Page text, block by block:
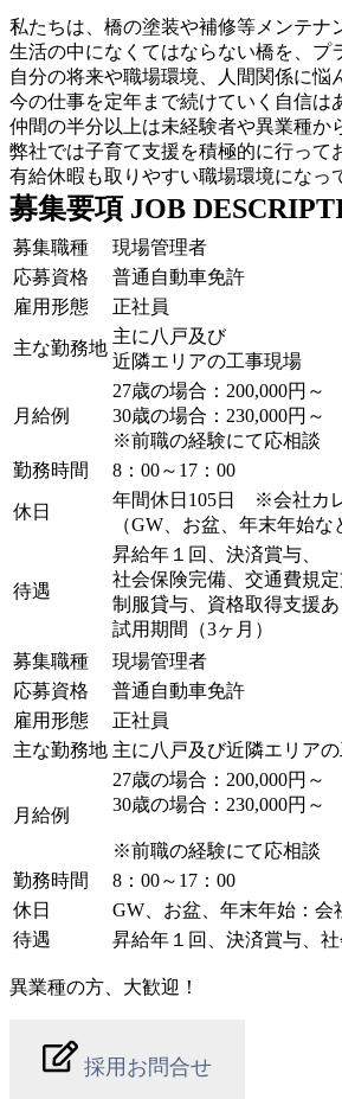
私たちは、橋の塗装や補修等メンテナ
生活の中になくてはならない橋を、プ
自分の将来や職場環境、人間関係に悩
今の仕事を定年まで続けていく自信は
仲間の半分以上は未経験者や異業種か
弊社では子育て支援を積極的に行って
有給休暇も取りやすい職場環境になっ
募集要項 JOB
募集職種
現場管理者
応募資格
普通自動車免許
雇用形態
正社員
主な勤務地
主に八戸及び
近隣エリアの工事現場
月給例
27歳の場合：200,000円～
30歳の場合：230,000円～
※前職の経験にて応相談
勤務時間
8：00～17：00
休日
年間休日105日 ※会社カ
（GW、お盆、年末年始な
待遇
昇給年１回、決済賞与、
社会保険完備、交通費規
制服貸与、資格取得支援あ
試用期間（3ヶ月）
募集職種
現場管理者
応募資格
普通自動車免許
雇用形態
正社員
主な勤務地 主に八戸及び近隣エリア
月給例
27歳の場合：200,000円～
30歳の場合：230,000円～
※前職の経験にて応相談
勤務時間
8：00～17：00
休日
GW、お盆、年末年始：会
待遇
昇給年１回、決済賞与、
異業種の方、大歓迎！
採用お問合せ